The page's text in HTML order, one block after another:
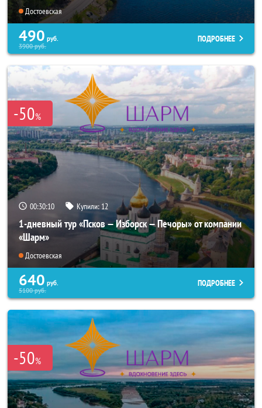
Достоевская
490 руб.
3900руб.
ПОДРОБНЕЕ
-50%
00:30:09 Купили: 12
1-дневный тур «Псков — Изборск — Печоры» от компании
«Шарм»
Достоевская
640 руб.
5100руб.
ПОДРОБНЕЕ
-50%